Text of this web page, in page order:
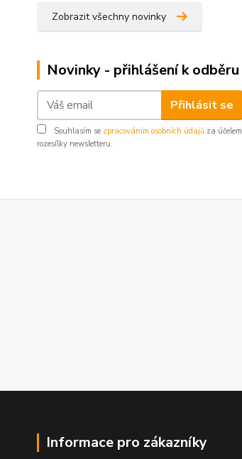
Zobrazit všechny novinky
Novinky - přihlášení k odběru
Přihlásit se
Souhlasím se zpracováním osobních údajů za účelem
rozesílky newsletteru.
Informace pro zákazníky